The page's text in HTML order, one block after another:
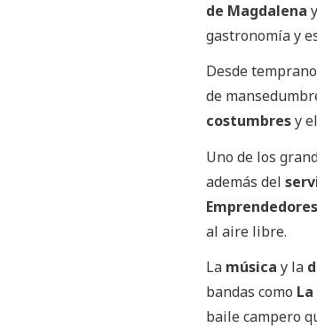
de Magdalena
gastronomía y
Desde
de
costumbresy
Uno de los
además del
al aire libre.
La música y la
bandas como
baile campero